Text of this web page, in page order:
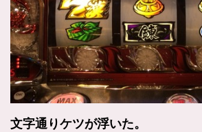
文字通りケツが浮いた。